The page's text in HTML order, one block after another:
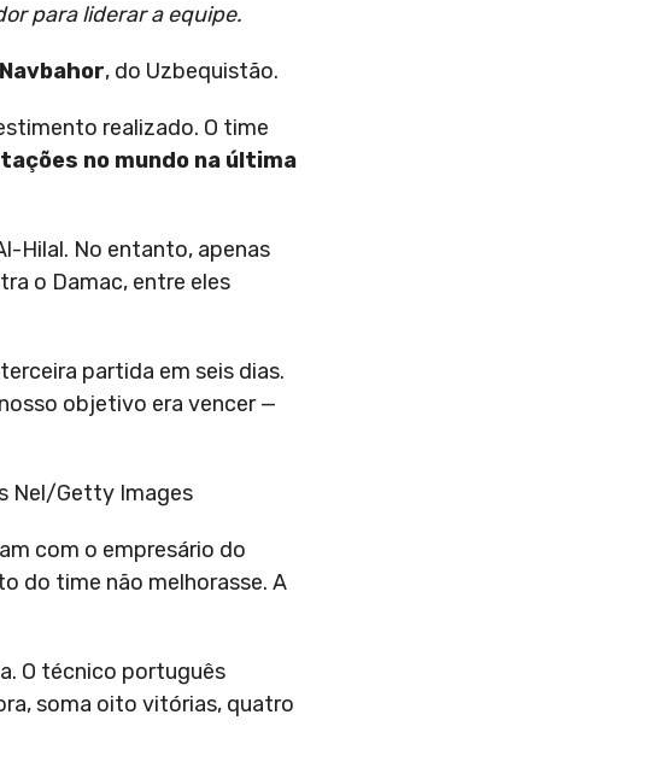
para liderar a equipe.
, do Uzbequistão.
realizado. O time
no mundo na última
Hilal. No entanto, apenas
o Damac, entre eles
partida em seis dias.
objetivo era vencer —
Nel/Getty Images
com o empresário do
do time não melhorasse. A
O técnico português
soma oito vitórias, quatro